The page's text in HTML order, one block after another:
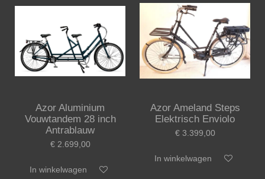
Azor Aluminium
Vouwtandem 28 inch
Antrablauw
€ 2.699,00
In winkelwagen
Azor Ameland Steps
Elektrisch Enviolo
€ 3.399,00
In winkelwagen